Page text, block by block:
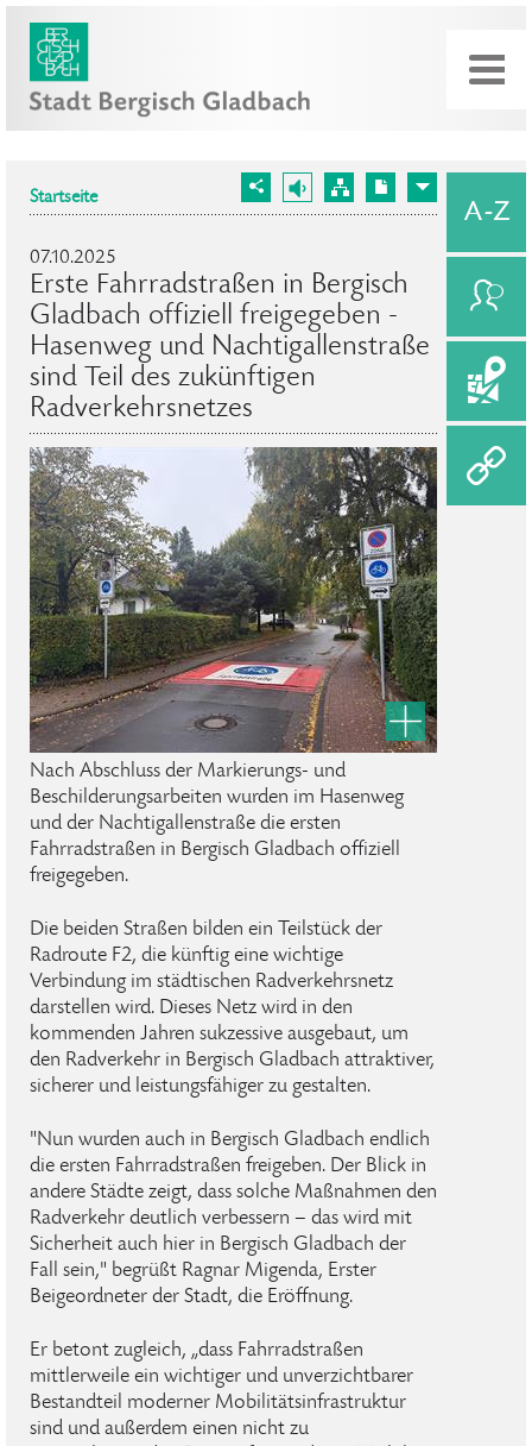
Startseite
07.10.2025
Erste Fahrradstraßen in Bergisch
Gladbach offiziell freigegeben -
Hasenweg und Nachtigallenstraße
sind Teil des zukünftigen
Radverkehrsnetzes
Nach Abschluss der Markierungs- und
Beschilderungsarbeiten wurden im Hasenweg
und der Nachtigallenstraße die ersten
Fahrradstraßen in Bergisch Gladbach offiziell
freigegeben.
Die beiden Straßen bilden ein Teilstück der
Radroute F2, die künftig eine wichtige
Verbindung im städtischen Radverkehrsnetz
darstellen wird. Dieses Netz wird in den
kommenden Jahren sukzessive ausgebaut, um
den Radverkehr in Bergisch Gladbach attraktiver,
sicherer und leistungsfähiger zu gestalten.
"Nun wurden auch in Bergisch Gladbach endlich
die ersten Fahrradstraßen freigeben. Der Blick in
andere Städte zeigt, dass solche Maßnahmen den
Radverkehr deutlich verbessern – das wird mit
Sicherheit auch hier in Bergisch Gladbach der
Fall sein," begrüßt Ragnar Migenda, Erster
Beigeordneter der Stadt, die Eröffnung.
Er betont zugleich, „dass Fahrradstraßen
mittlerweile ein wichtiger und unverzichtbarer
Bestandteil moderner Mobilitätsinfrastruktur
sind und außerdem einen nicht zu